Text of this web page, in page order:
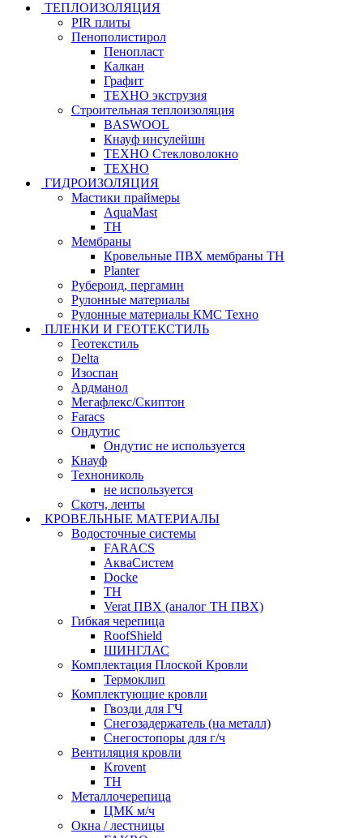
ТЕПЛОИЗОЛЯЦИЯ
PIR плиты
Пенополистирол
Пенопласт
Калкан
Графит
ТЕХНО экструзия
Строительная теплоизоляция
BASWOOL
Кнауф инсулейшн
ТЕХНО Стекловолокно
ТЕХНО
ГИДРОИЗОЛЯЦИЯ
Мастики праймеры
AquaMast
ТН
Мембраны
Кровельные ПВХ мембраны ТН
Planter
Рубероид, пергамин
Рулонные материалы
Рулонные материалы КМС Техно
ПЛЕНКИ И ГЕОТЕКСТИЛЬ
Геотекстиль
Delta
Изоспан
Ардманол
Мегафлекс/Скиптон
Faracs
Ондутис
Ондутис не используется
Кнауф
Технониколь
не используется
Скотч, ленты
КРОВЕЛЬНЫЕ МАТЕРИАЛЫ
Водосточные системы
FARACS
АкваСистем
Docke
ТН
Verat ПВХ (аналог ТН ПВХ)
Гибкая черепица
RoofShield
ШИНГЛАС
Комплектация Плоской Кровли
Термоклип
Комплектующие кровли
Гвозди для ГЧ
Снегозадержатель (на металл)
Снегостопоры для г/ч
Вентиляция кровли
Krovent
ТН
Металлочерепица
ЦМК м/ч
Окна / лестницы